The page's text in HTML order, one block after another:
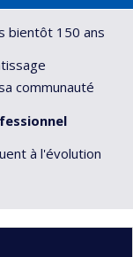
bientôt 150 ans
communauté
à l'évolution